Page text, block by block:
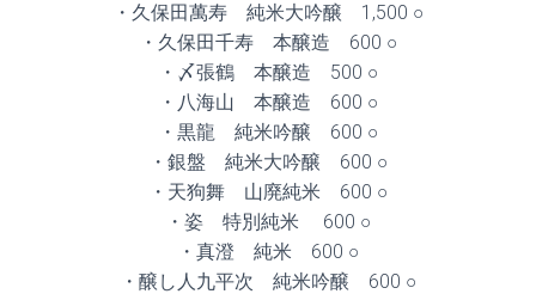
・久保田萬寿 純米大吟醸 1,500 ○
・久保田千寿 本醸造 600 ○
・〆張鶴 本醸造 500 ○
・八海山 本醸造 600 ○
・黒龍 純米吟醸 600 ○
・銀盤 純米大吟醸 600 ○
・天狗舞 山廃純米 600 ○
・姿 特別純米 600 ○
・真澄 純米 600 ○
・醸し人九平次 純米吟醸 600 ○